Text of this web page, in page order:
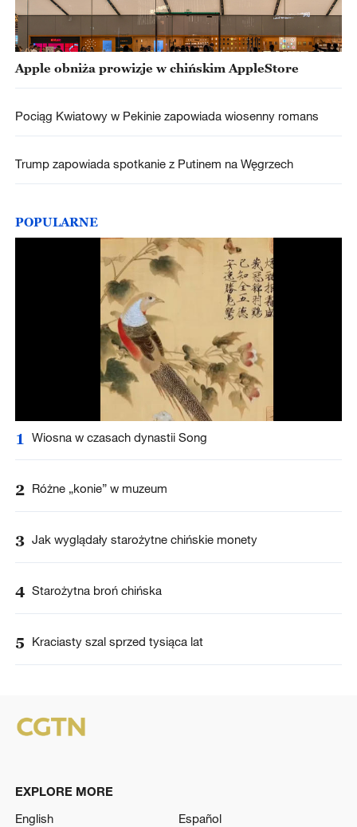
Apple obniża prowizje w chińskim AppleStore
Pociąg Kwiatowy w Pekinie zapowiada wiosenny romans
Trump zapowiada spotkanie z Putinem na Węgrzech
POPULARNE
1 Wiosna w czasach dynastii Song
2 Różne „konie” w muzeum
3 Jak wyglądały starożytne chińskie monety
4 Starożytna broń chińska
5 Kraciasty szal sprzed tysiąca lat
EXPLORE MORE
English
Español